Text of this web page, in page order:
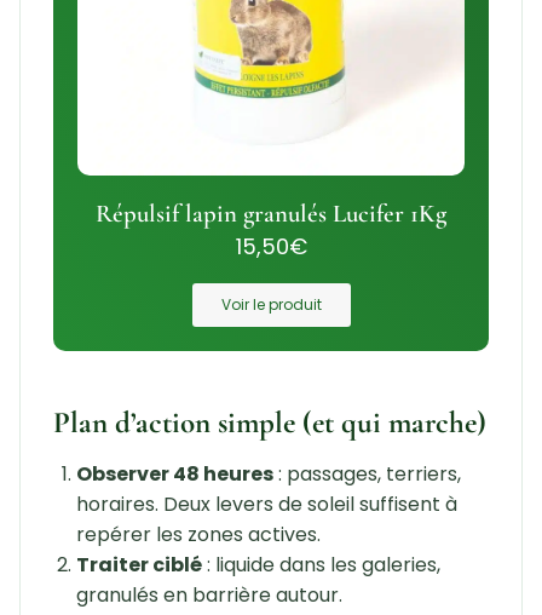
Répulsif lapin granulés Lucifer 1Kg
15,50€
Voir le produit
Plan d’action simple (et qui marche)
Observer 48 heures: passages, terriers,
horaires. Deux levers de soleil suffisent à
repérer les zones actives.
Traiter ciblé: liquide dans les galeries,
granulés en barrière autour.